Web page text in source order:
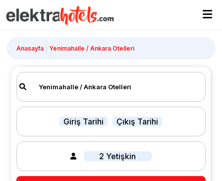
Anasayfa Yenimahalle / Ankara Otelleri
Giriş Tarihi Çıkış Tarihi
2 Yetişkin